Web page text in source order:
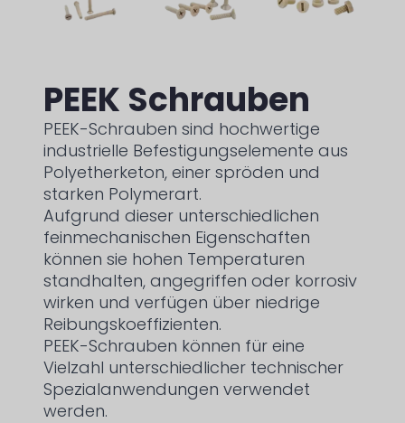
PEEK Schrauben
PEEK-Schrauben sind hochwertige
industrielle Befestigungselemente aus
Polyetherketon, einer spröden und
starken Polymerart.
Aufgrund dieser unterschiedlichen
feinmechanischen Eigenschaften
können sie hohen Temperaturen
standhalten, angegriffen oder korrosiv
wirken und verfügen über niedrige
Reibungskoeffizienten.
PEEK-Schrauben können für eine
Vielzahl unterschiedlicher technischer
Spezialanwendungen verwendet
werden.